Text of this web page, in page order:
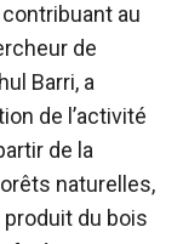
au
de
Barri, a
de l’activité
de la
naturelles,
produit du bois